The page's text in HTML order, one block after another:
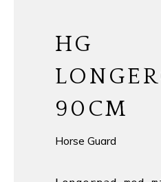
HG
90CM
Horse Guard